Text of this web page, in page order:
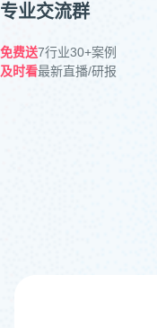
专业交流群
免费送7行业30+案例
及时看最新直播/研报